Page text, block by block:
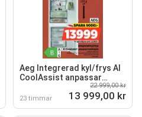
Aeg Integrerad kyl/frys Al
CoolAssist anpassar
23 timmar
22 999,00 kr
13 999,00 kr